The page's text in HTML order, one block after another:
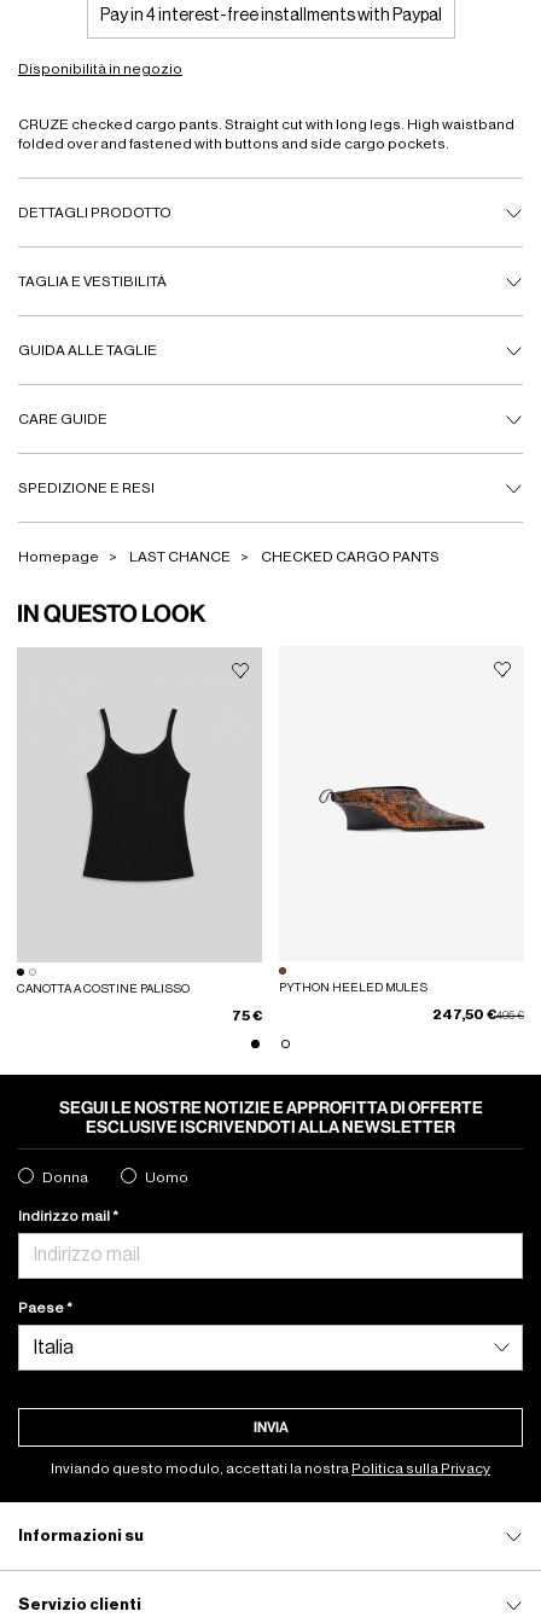
Pay in 4 interest-free installments with Paypal
Disponibilità in negozio
CRUZE checked cargo pants. Straight cut with long legs. High waistband
folded over and fastened with buttons and side cargo pockets.
DETTAGLI PRODOTTO
TAGLIA E VESTIBILITÀ
GUIDA ALLE TAGLIE
CARE GUIDE
SPEDIZIONE E RESI
Homepage LAST CHANCE CHECKED CARGO PANTS
IN QUESTO LOOK
CANOTTA A COSTINE PALISSO
75 €
PYTHON HEELED MULES
Prezzo
495 €a
247,50 €
SEGUI LE NOSTRE NOTIZIE E APPROFITTA DI OFFERTE
ESCLUSIVE ISCRIVENDOTI ALLA NEWSLETTER
Donna Uomo
Indirizzo mail
Paese
INVIA
Inviando questo modulo, accettati la nostra Politica sulla Privacy
Informazioni su
Servizio clienti